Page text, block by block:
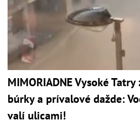
MIMORIADNE Vysoké
búrky a prívalové dažde:
valí ulicami!